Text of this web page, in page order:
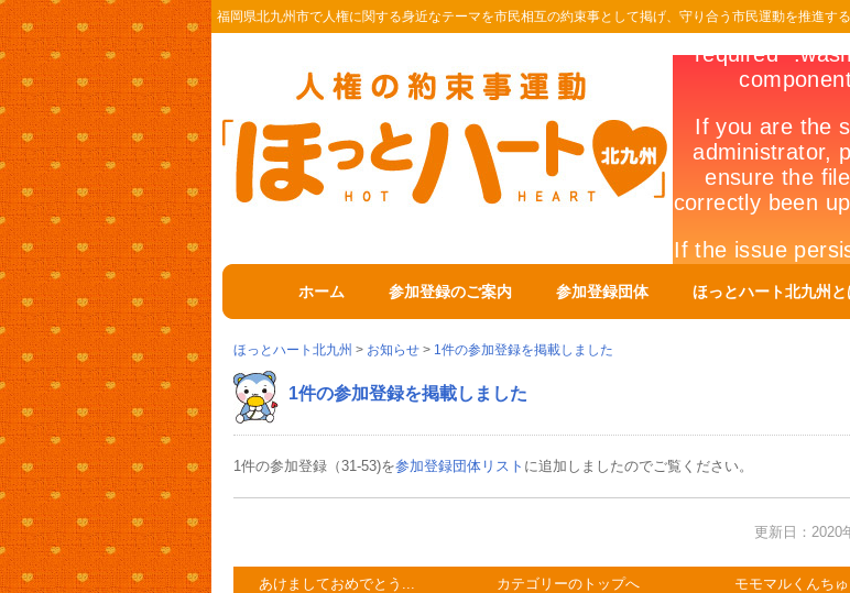
福岡県北九州市で人権に関する身近なテーマを市民相互の約束事として掲げ、守り合う市民運動を推進する
ホーム 参加登録のご案内 参加登録団体 ほっとハート北九州と
ほっとハート北九州 > お知らせ > 1件の参加登録を掲載しました
1件の参加登録を掲載しました
1件の参加登録（31-53)を参加登録団体リスト に追加しましたのでご覧ください。
更新日：2020
あけましておめでとう... カテゴリーのトップへ モモマルくんち